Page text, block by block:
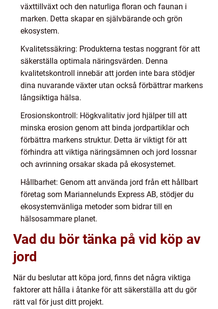
växttillväxt och den naturliga floran och faunan i
marken. Detta skapar en självbärande och grön
ekosystem.
Kvalitetssäkring: Produkterna testas noggrant för att
säkerställa optimala näringsvärden. Denna
kvalitetskontroll innebär att jorden inte bara stödjer
dina nuvarande växter utan också förbättrar markens
långsiktiga hälsa.
Erosionskontroll: Högkvalitativ jord hjälper till att
minska erosion genom att binda jordpartiklar och
förbättra markens struktur. Detta är viktigt för att
förhindra att viktiga näringsämnen och jord lossnar
och avrinning orsakar skada på ekosystemet.
Hållbarhet: Genom att använda jord från ett hållbart
företag som Mariannelunds Express AB, stödjer du
ekosystemvänliga metoder som bidrar till en
hälsosammare planet.
Vad du bör tänka på vid köp av
jord
När du beslutar att köpa jord, finns det några viktiga
faktorer att hålla i åtanke för att säkerställa att du gör
rätt val för just ditt projekt.